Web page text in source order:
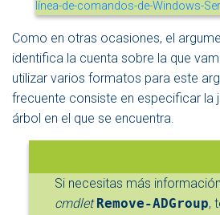
Como en otras ocasiones, el
identifica la cuenta sobre la que
utilizar varios formatos para este
frecuente consiste en especificar la
árbol en el que se encuentra.
Si necesitas más
cmdlet Remove-ADGroup,